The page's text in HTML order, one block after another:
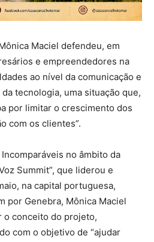
Maciel defendeu, em
e empreendedores na
ao nível da comunicação e
tecnologia, uma situação que,
por limitar o crescimento dos
com os clientes”.
no âmbito da
Summit”, que liderou e
na capital portuguesa,
por Genebra, Mônica Maciel
o conceito do projeto,
com o objetivo de “ajudar